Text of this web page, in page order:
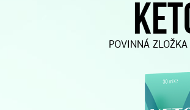
POVINNÁ ZLOŽKA